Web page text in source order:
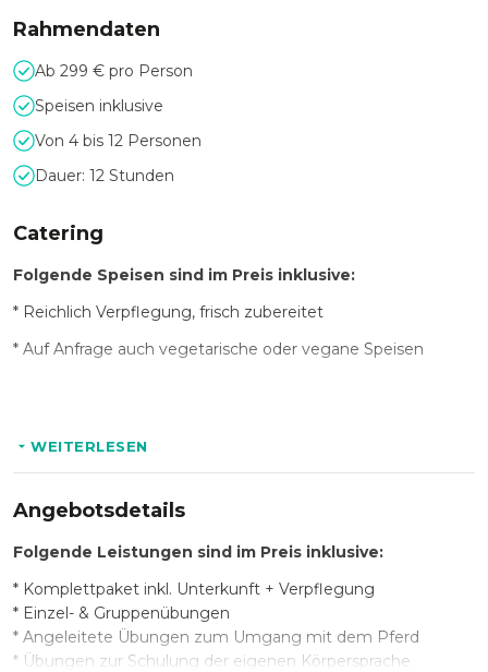
Rahmendaten
Ab 299 € pro Person
Speisen inklusive
Von 4 bis 12 Personen
Dauer: 12 Stunden
Catering
Folgende Speisen sind im Preis inklusive:
* Reichlich Verpflegung, frisch zubereitet
* Auf Anfrage auch vegetarische oder vegane Speisen
* Kaffee, Tee
* Alkoholische Getränke
WEITERLESEN
Angebotsdetails
Folgende Leistungen sind im Preis inklusive:
* Komplettpaket inkl. Unterkunft + Verpflegung
* Einzel- & Gruppenübungen
* Angeleitete Übungen zum Umgang mit dem Pferd
* Übungen zur Schulung der eigenen Körpersprache